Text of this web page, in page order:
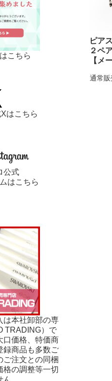
ピア
２ペ
【メ
通常販
こちら
はこちら
公式
はこちら
は本社卸部の専
TRADING）で
口価格、特価商
録商品も多数ご
注文との同梱
格の調整等一切
。